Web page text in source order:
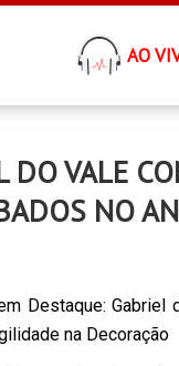
AO
DO VALE
NO
Destaque: Gabriel
na Decoração